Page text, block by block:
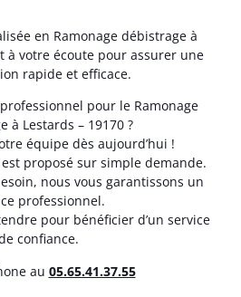
en Ramonage débistrage à
à votre écoute pour assurer une
rapide et efficace.
pour le Ramonage
à Lestards – 19170 ?
équipe dès aujourd’hui !
proposé sur simple demande.
nous vous garantissons un
professionnel.
pour bénéficier d’un service
confiance.
au 05.65.41.37.55